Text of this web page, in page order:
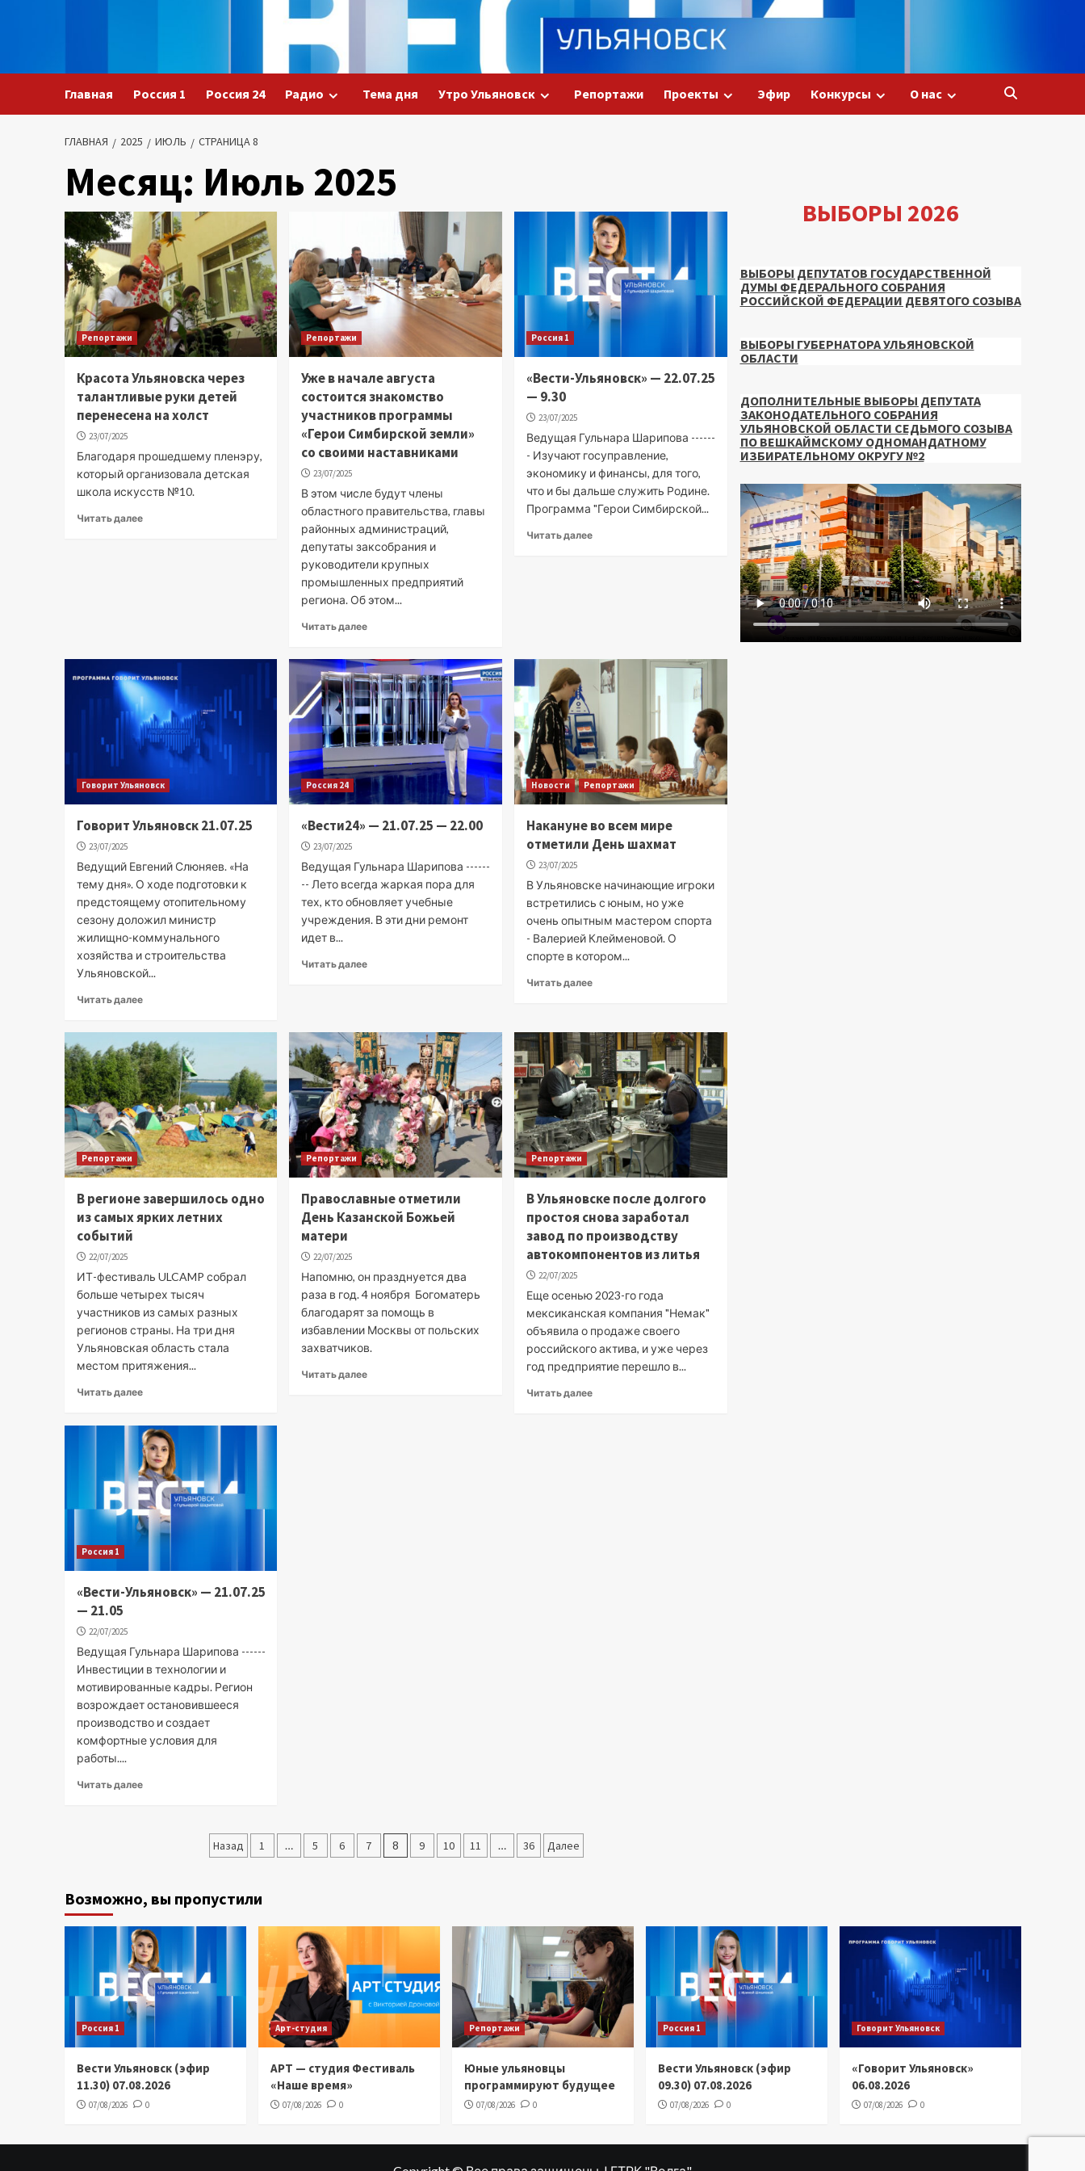
Главная Россия 1 Россия 24 Радио Тема дня Утро Ульяновск Репортажи Проекты Эфир Конкурсы О нас
ГЛАВНАЯ 2025 ИЮЛЬ СТРАНИЦА 8
Месяц: Июль 2025
Репортажи
Красота Ульяновска через
талантливые руки детей
перенесена на холст
23/07/2025
Благодаря прошедшему пленэру,
который организовала детская
школа искусств №10.
Читать далее
Репортажи
Уже в начале августа
состоится знакомство
участников программы
«Герои Симбирской земли»
со своими наставниками
23/07/2025
В этом числе будут члены
областного правительства, главы
районных администраций,
депутаты заксобрания и
руководители крупных
промышленных предприятий
региона. Об этом...
Читать далее
Россия 1
«Вести-Ульяновск» — 22.07.25
— 9.30
23/07/2025
Ведущая Гульнара Шарипова ------
- Изучают госуправление,
экономику и финансы, для того,
что и бы дальше служить Родине.
Программа "Герои Симбирской...
Читать далее
Говорит Ульяновск
Говорит Ульяновск 21.07.25
23/07/2025
Ведущий Евгений Слюняев. «На
тему дня». О ходе подготовки к
предстоящему отопительному
сезону доложил министр
жилищно-коммунального
хозяйства и строительства
Ульяновской...
Читать далее
Россия 24
«Вести24» — 21.07.25 — 22.00
23/07/2025
Ведущая Гульнара Шарипова ------
-- Лето всегда жаркая пора для
тех, кто обновляет учебные
учреждения. В эти дни ремонт
идет в...
Читать далее
Новости Репортажи
Накануне во всем мире
отметили День шахмат
23/07/2025
В Ульяновске начинающие игроки
встретились с юным, но уже
очень опытным мастером спорта
- Валерией Клейменовой. О
спорте в котором...
Читать далее
Репортажи
В регионе завершилось одно
из самых ярких летних
событий
22/07/2025
ИТ-фестиваль ULCAMP собрал
больше четырех тысяч
участников из самых разных
регионов страны. На три дня
Ульяновская область стала
местом притяжения...
Читать далее
Репортажи
Православные отметили
День Казанской Божьей
матери
22/07/2025
Напомню, он празднуется два
раза в год. 4 ноября Богоматерь
благодарят за помощь в
избавлении Москвы от польских
захватчиков.
Читать далее
Репортажи
В Ульяновске после долгого
простоя снова заработал
завод по производству
автокомпонентов из литья
22/07/2025
Еще осенью 2023-го года
мексиканская компания "Немак"
объявила о продаже своего
российского актива, и уже через
год предприятие перешло в...
Читать далее
Россия 1
«Вести-Ульяновск» — 21.07.25
— 21.05
22/07/2025
Ведущая Гульнара Шарипова ------
Инвестиции в технологии и
мотивированные кадры. Регион
возрождает остановившееся
производство и создает
комфортные условия для
работы....
Читать далее
Пагинация
Назад 1 … 5 6 7 8 9 10 11 … 36 Далее
ВЫБОРЫ 2026
ВЫБОРЫ ДЕПУТАТОВ ГОСУДАРСТВЕННОЙ
ДУМЫ ФЕДЕРАЛЬНОГО СОБРАНИЯ
РОССИЙСКОЙ ФЕДЕРАЦИИ ДЕВЯТОГО СОЗЫВА
ВЫБОРЫ ГУБЕРНАТОРА УЛЬЯНОВСКОЙ
ОБЛАСТИ
ДОПОЛНИТЕЛЬНЫЕ ВЫБОРЫ ДЕПУТАТА
ЗАКОНОДАТЕЛЬНОГО СОБРАНИЯ
УЛЬЯНОВСКОЙ ОБЛАСТИ СЕДЬМОГО СОЗЫВА
ПО ВЕШКАЙМСКОМУ ОДНОМАНДАТНОМУ
ИЗБИРАТЕЛЬНОМУ ОКРУГУ №2
Возможно, вы пропустили
Россия 1
Вести Ульяновск (эфир
11.30) 07.08.2026
07/08/2026 0
Арт-студия
АРТ — студия Фестиваль
«Наше время»
07/08/2026 0
Репортажи
Юные ульяновцы
программируют будущее
07/08/2026 0
Россия 1
Вести Ульяновск (эфир
09.30) 07.08.2026
07/08/2026 0
Говорит Ульяновск
«Говорит Ульяновск»
06.08.2026
07/08/2026 0